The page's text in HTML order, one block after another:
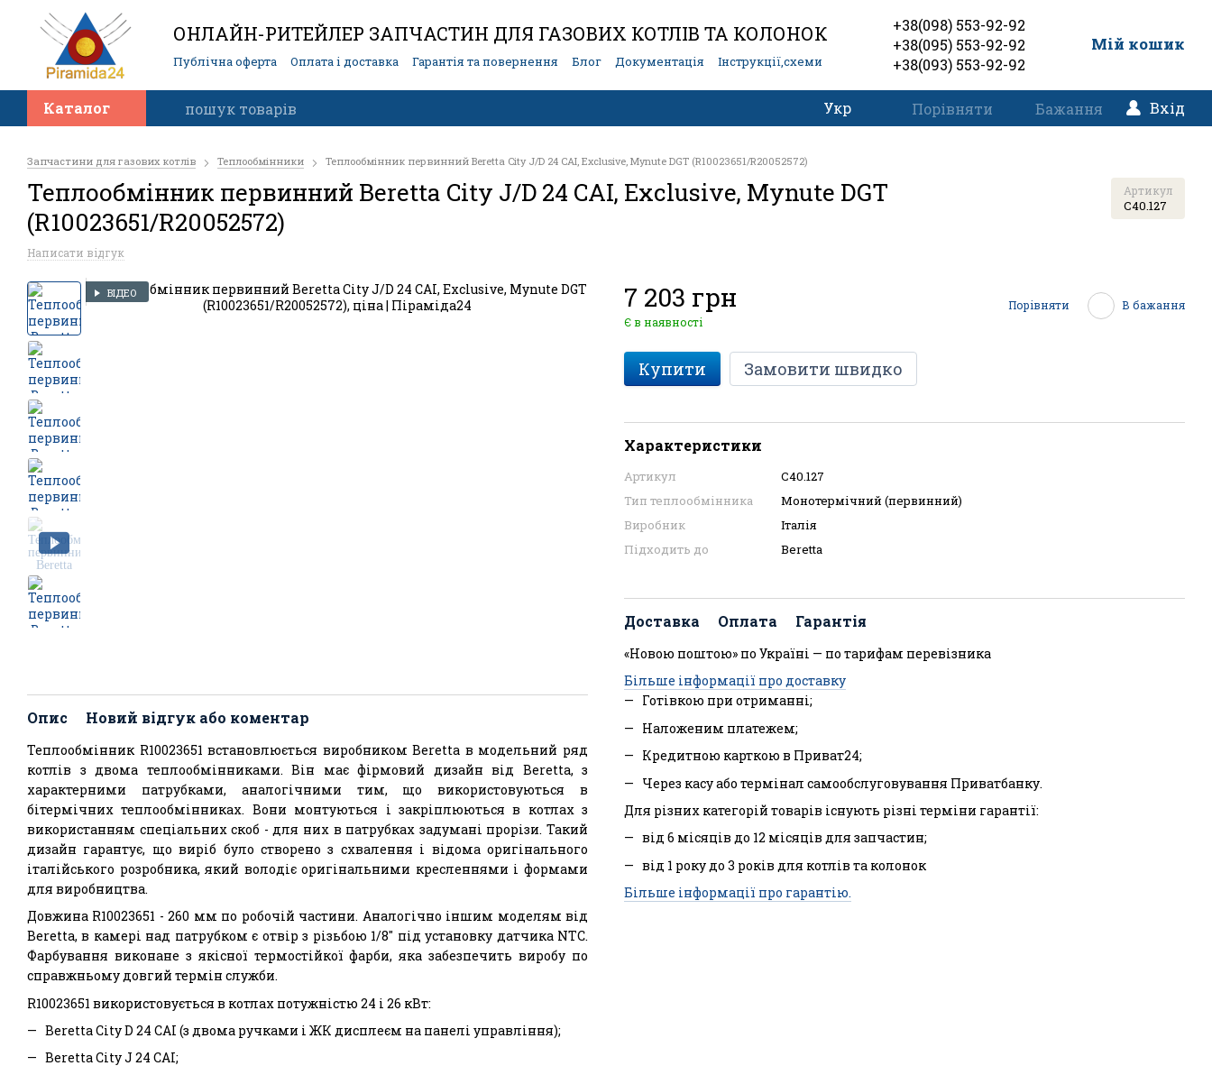
ОНЛАЙН-РИТЕЙЛЕР ЗАПЧАСТИН ДЛЯ ГАЗОВИХ КОТЛІВ ТА КОЛОНОК
Публічна оферта Оплата і доставка Гарантія та повернення Блог Документація
Інструкції,схеми
+38(098) 553-92-92
+38(095) 553-92-92
+38(093) 553-92-92
Мій кошик
Каталог Укр Порівняти Бажання Вхід
Запчастини для газових котлів Теплообмінники Теплообмінник первинний Beretta City J/D 24 CAI, Exclusive, Mynute DGT (R10023651/R20052572)
Теплообмінник первинний Beretta City J/D 24 CAI, Exclusive, Mynute DGT
(R10023651/R20052572)
Артикул
C40.127
Написати відгук
ВІДЕО
Опис Новий відгук або коментар
Теплообмінник R10023651 встановлюється виробником Beretta в модельний ряд
котлів з двома теплообмінниками. Він має фірмовий дизайн від Beretta, з
характерними патрубками, аналогічними тим, що використовуються в
бітермічних теплообмінниках. Вони монтуються і закріплюються в котлах з
використанням спеціальних скоб - для них в патрубках задумані прорізи. Такий
дизайн гарантує, що виріб було створено з схвалення і відома оригінального
італійського розробника, який володіє оригінальними кресленнями і формами
для виробництва.
Довжина R10023651 - 260 мм по робочій частини. Аналогічно іншим моделям від
Beretta, в камері над патрубком є ​​отвір з різьбою 1/8" під установку датчика NTC.
Фарбування виконане з якісної термостійкої фарби, яка забезпечить виробу по
справжньому довгий термін служби.
R10023651 використовується в котлах потужністю 24 і 26 кВт:
Beretta City D 24 CAI (з двома ручками і ЖК дисплеєм на панелі управління);
Beretta City J 24 CAI;
7 203 грн
Є в наявності
Порівняти В бажання
Купити Замовити швидко
Характеристики
Артикул
C40.127
Тип теплообмінника
Монотермічний (первинний)
Виробник
Італія
Підходить до
Beretta
Доставка Оплата Гарантія
«Новою поштою» по Україні — по тарифам перевізника
Більше інформації про доставку
Готівкою при отриманні;
Наложеним платежем;
Кредитною карткою в Приват24;
Через касу або термінал самообслуговування Приватбанку.
Для різних категорій товарів існують різні терміни гарантії:
від 6 місяців до 12 місяців для запчастин;
від 1 року до 3 років для котлів та колонок
Більше інформації про гарантію.